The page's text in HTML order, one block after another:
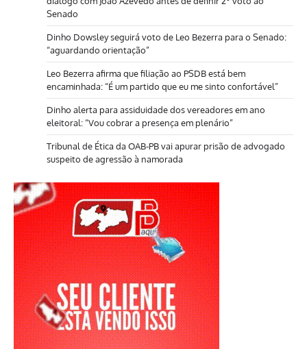
Senado
Dinho Dowsley seguirá voto de Leo Bezerra para o Senado:
“aguardando orientação”
Leo Bezerra afirma que filiação ao PSDB está bem
encaminhada: “É um partido que eu me sinto confortável”
Dinho alerta para assiduidade dos vereadores em ano
eleitoral: “Vou cobrar a presença em plenário”
Tribunal de Ética da OAB-PB vai apurar prisão de advogado
suspeito de agressão à namorada